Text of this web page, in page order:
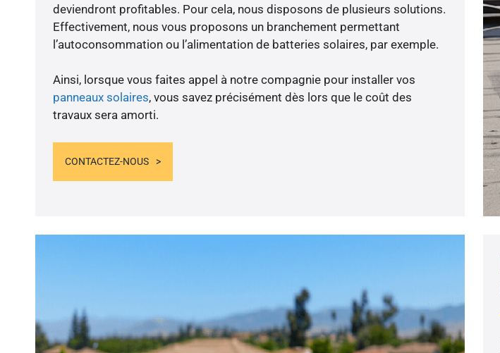
deviendront profitables. Pour cela, nous disposons de plusieurs solutions.
Effectivement, nous vous proposons un branchement permettant
l’autoconsommation ou l’alimentation de batteries solaires, par exemple.
Ainsi, lorsque vous faites appel à notre compagnie pour installer vos
panneaux solaires, vous savez précisément dès lors que le coût des
travaux sera amorti.
CONTACTEZ-NOUS